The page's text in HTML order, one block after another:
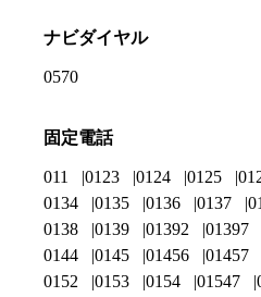
ナビダイヤル
0570
固定電話
011 0123 0124 0125
0134
0135 0136 0137
0138
0139 01392 01397
0144
0145 01456 01457
0152
0153 0154 01547